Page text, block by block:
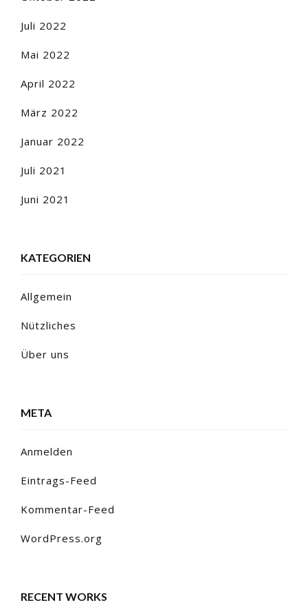
Juli 2022
Mai 2022
April 2022
März 2022
Januar 2022
Juli 2021
Juni 2021
KATEGORIEN
Allgemein
Nützliches
Über uns
META
Anmelden
Eintrags-Feed
Kommentar-Feed
WordPress.org
RECENT WORKS